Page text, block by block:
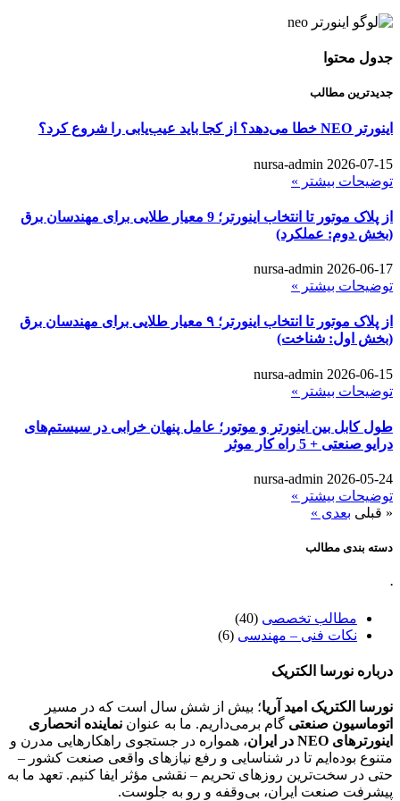
جدول محتوا
جدیدترین مطالب
اینورتر NEO خطا می‌دهد؟ از کجا باید عیب‌یابی را شروع کرد؟
nursa-admin 2026-07-15
توضیحات بیشتر »
از پلاک موتور تا انتخاب اینورتر؛ 9 معیار طلایی برای مهندسان برق
(بخش دوم: عملکرد)
nursa-admin 2026-06-17
توضیحات بیشتر »
از پلاک موتور تا انتخاب اینورتر؛ ۹ معیار طلایی برای مهندسان برق
(بخش اول: شناخت)
nursa-admin 2026-06-15
توضیحات بیشتر »
طول کابل بین اینورتر و موتور؛ عامل پنهان خرابی در سیستم‌های
درایو صنعتی + 5 راه کار موثر
nursa-admin 2026-05-24
توضیحات بیشتر »
« قبلی بعدی »
دسته بندی مطالب
.
مطالب تخصصی (40)
نکات فنی – مهندسی (6)
درباره نورسا الکتریک
نورسا الکتریک امید آریا؛ بیش از شش سال است که در مسیر
اتوماسیون صنعتی گام برمی‌داریم. ما به عنوان نماینده انحصاری
اینورترهای NEO در ایران
، همواره در جستجوی راهکارهایی مدرن و
متنوع بوده‌ایم تا در شناسایی و رفع نیازهای واقعی صنعت کشور –
حتی در سخت‌ترین روزهای تحریم – نقشی مؤثر ایفا کنیم. تعهد ما به
پیشرفت صنعت ایران، بی‌وقفه و رو به جلوست.